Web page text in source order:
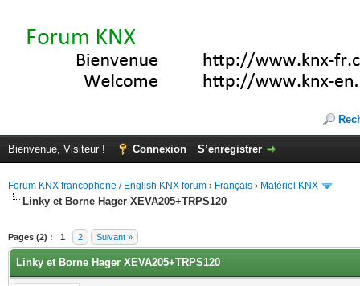
Bienvenue, Visiteur ! Connexion S’enregistrer
Forum KNX francophone / English KNX forum › Français › Matériel KNX
Linky et Borne Hager XEVA205+TRPS120
Pages (2) : 1 2 Suivant »
Linky et Borne Hager XEVA205+TRPS120